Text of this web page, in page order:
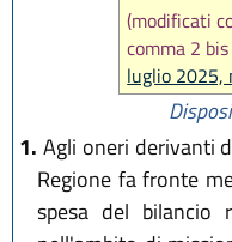
(modificati
comma 2
luglio 2025,
1. Agli oneri derivanti
Regione fa fronte
spesa del bilancio